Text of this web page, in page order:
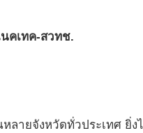
คเทค-สวทช.
ลายจังหวัดทั่วประเทศ ยิ่